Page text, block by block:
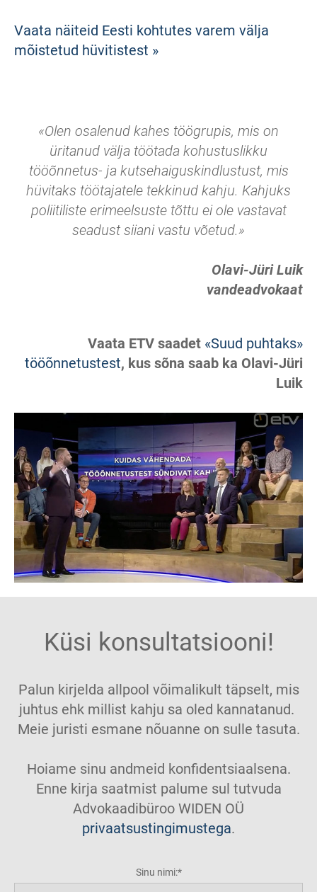
Vaata näiteid Eesti kohtutes varem välja
mõistetud hüvitistest »
«Olen osalenud kahes töögrupis, mis on
üritanud välja töötada kohustuslikku
tööõnnetus- ja kutsehaiguskindlustust, mis
hüvitaks töötajatele tekkinud kahju. Kahjuks
poliitiliste erimeelsuste tõttu ei ole vastavat
seadust siiani vastu võetud.»
Olavi-Jüri Luik
vandeadvokaat
Vaata ETV saadet «Suud puhtaks»
tööõnnetustest, kus sõna saab ka Olavi-Jüri
Luik
Küsi konsultatsiooni!
Palun kirjelda allpool võimalikult täpselt, mis
juhtus ehk millist kahju sa oled kannatanud.
Meie juristi esmane nõuanne on sulle tasuta.
Hoiame sinu andmeid konfidentsiaalsena.
Enne kirja saatmist palume sul tutvuda
Advokaadibüroo WIDEN OÜ
privaatsustingimustega.
Sinu nimi: